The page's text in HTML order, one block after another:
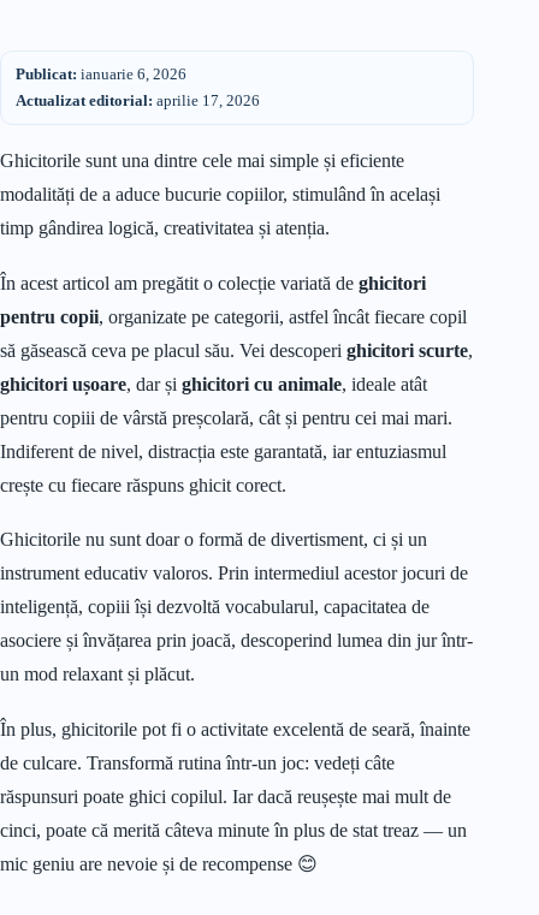
Publicat: ianuarie 6, 2026
Actualizat editorial: aprilie 17, 2026
Ghicitorile sunt una dintre cele mai simple și eficiente
modalități de a aduce bucurie copiilor, stimulând în același
timp gândirea logică, creativitatea și atenția.
În acest articol am pregătit o colecție variată de ghicitori
pentru copii, organizate pe categorii, astfel încât fiecare copil
să găsească ceva pe placul său. Vei descoperi ghicitori scurte,
ghicitori ușoare, dar și ghicitori cu animale, ideale atât
pentru copiii de vârstă preșcolară, cât și pentru cei mai mari.
Indiferent de nivel, distracția este garantată, iar entuziasmul
crește cu fiecare răspuns ghicit corect.
Ghicitorile nu sunt doar o formă de divertisment, ci și un
instrument educativ valoros. Prin intermediul acestor jocuri de
inteligență, copiii își dezvoltă vocabularul, capacitatea de
asociere și învățarea prin joacă, descoperind lumea din jur într-
un mod relaxant și plăcut.
În plus, ghicitorile pot fi o activitate excelentă de seară, înainte
de culcare. Transformă rutina într-un joc: vedeți câte
răspunsuri poate ghici copilul. Iar dacă reușește mai mult de
cinci, poate că merită câteva minute în plus de stat treaz — un
mic geniu are nevoie și de recompense 😊